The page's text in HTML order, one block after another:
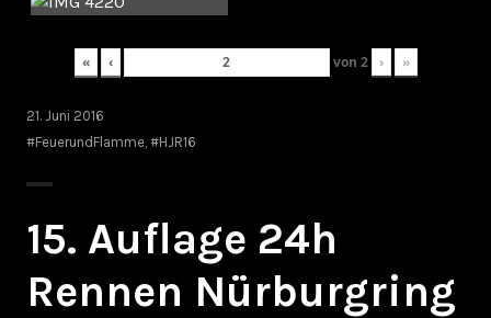
« ‹ von 2 › »
21. Juni 2016
#FeuerundFlamme, #HJR16
15. Auflage 24h
Rennen Nürburgring